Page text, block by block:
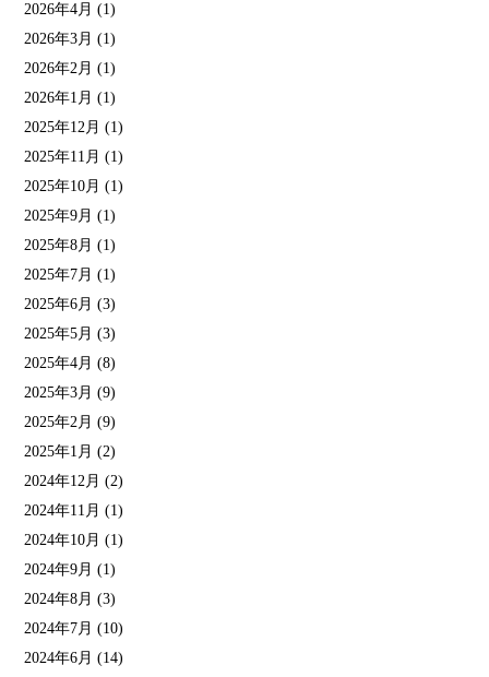
2026年4月 (1)
2026年3月 (1)
2026年2月 (1)
2026年1月 (1)
2025年12月 (1)
2025年11月 (1)
2025年10月 (1)
2025年9月 (1)
2025年8月 (1)
2025年7月 (1)
2025年6月 (3)
2025年5月 (3)
2025年4月 (8)
2025年3月 (9)
2025年2月 (9)
2025年1月 (2)
2024年12月 (2)
2024年11月 (1)
2024年10月 (1)
2024年9月 (1)
2024年8月 (3)
2024年7月 (10)
2024年6月 (14)